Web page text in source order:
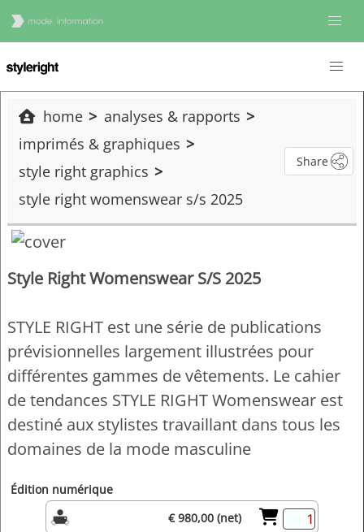
home
analyses & rapports
imprimés & graphiques
style right graphics
style right womenswear s/s 2025
Share
Style Right Womenswear S/S 2025
STYLE RIGHT est une série de publications
prévisionnelles largement illustrées pour
différentes gammes de vêtements. Le cahier
de tendances STYLE RIGHT Womenswear est
destiné aux stylistes travaillant dans tous les
domaines de la mode masculine
Édition numérique
€ 980,00 (net)